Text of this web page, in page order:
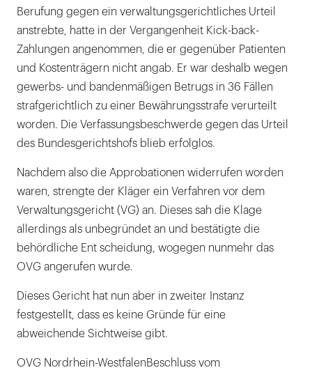
Berufung gegen ein verwaltungsgerichtliches Urteil
anstrebte, hatte in der Vergangenheit Kick-back-
Zahlungen angenommen, die er gegenüber Patienten
und Kostenträgern nicht angab. Er war deshalb wegen
gewerbs- und bandenmäßigen Betrugs in 36 Fällen
strafgerichtlich zu einer Bewährungsstrafe verurteilt
worden. Die Verfassungsbeschwerde gegen das Urteil
des Bundesgerichtshofs blieb erfolglos.
Nachdem also die Approbationen widerrufen worden
waren, strengte der Kläger ein Verfahren vor dem
Verwaltungsgericht (VG) an. Dieses sah die Klage
allerdings als unbegründet an und bestätigte die
behördliche Ent scheidung, wogegen nunmehr das
OVG angerufen wurde.
Dieses Gericht hat nun aber in zweiter Instanz
festgestellt, dass es keine Gründe für eine
abweichende Sichtweise gibt.
OVG Nordrhein-WestfalenBeschluss vom